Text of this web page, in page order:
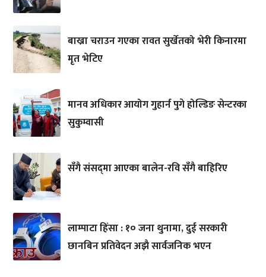
बाख्रा चराउन गएका रावत सुर्खेतको भेरी किनारमा
मृत भेटिए
मानव अधिकार आयोग गुहार्न पुगे होल्डिङ सेन्टरका
सुकुम्वासी
सँगै संसद्‌मा आएका बालेन-रवि सँगै बाहिरिए
लाम्पाटा हिंसा : १० जना थुनामा, दुई सरकारी
छानबिन प्रतिवेदन अझै सार्वजनिक भएन